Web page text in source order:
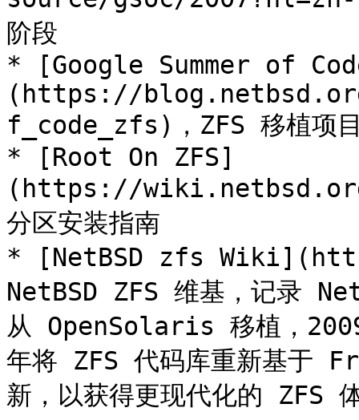
阶段
* [Google Summer of
(https://
f_code_zfs)，ZFS 移植项
* [Root On ZFS]
(https://
分区安装指南
* [NetBSD zfs
NetBSD ZFS 维基，记录
从 OpenSolaris 移植，
年将 ZFS 代码库重新基于
新，以获得更现代化的 ZFS